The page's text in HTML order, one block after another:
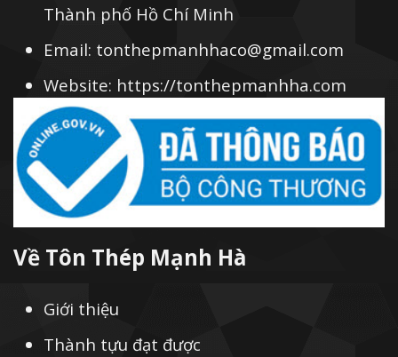
Thành phố Hồ Chí Minh
Email: tonthepmanhhaco@gmail.com
Website: https://tonthepmanhha.com
Về Tôn Thép Mạnh Hà
Giới thiệu
Thành tựu đạt được